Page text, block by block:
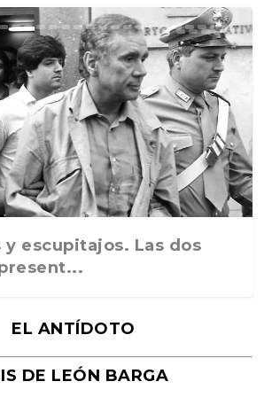
Alejan...
subl...
al circo...
La Tour. ...
la hist...
y escupitajos. Las dos
EL ANTÍDOTO
DE LEÓN BARGA